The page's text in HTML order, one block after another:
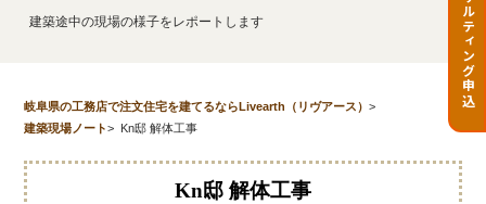
建築途中の現場の様子をレポートします
岐阜県の工務店で注文住宅を建てるならLivearth（リヴアース）>
建築現場ノート> Kn邸 解体工事
Kn邸 解体工事